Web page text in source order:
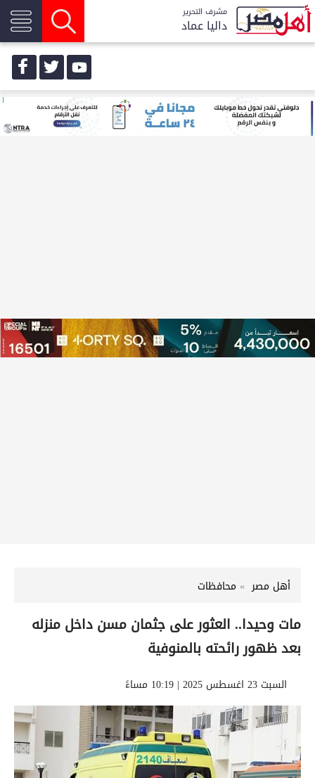
مشرف التحرير
داليا عماد
أهل مصر محافظات
مات وحيدا.. العثور على جثمان مسن داخل منزله
بعد ظهور رائحته بالمنوفية
السبت 23 اغسطس 2025 | 10:19 مساءً